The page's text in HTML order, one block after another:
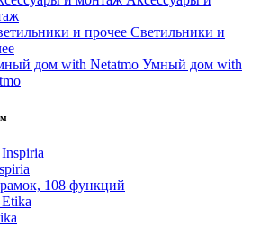
Светильники и
Умный дом with
108 функций